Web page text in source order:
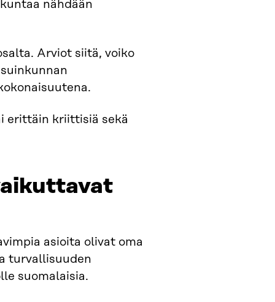
nähdään
Arviot siitä, voiko
erittäin kriittisiä sekä
asioita olivat oma
turvallisuuden
suomalaisia.